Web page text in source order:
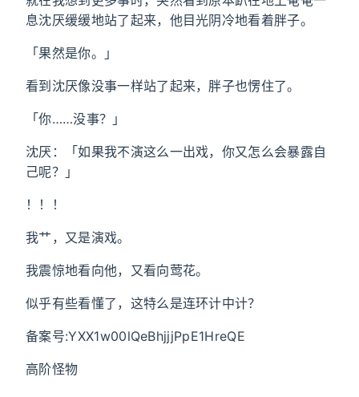
息沈厌缓缓地站了起来，他目光阴冷地看着胖子。
「果然是你。」
看到沈厌像没事一样站了起来，胖子也愣住了。
「你……没事？」
沈厌：「如果我不演这么一出戏，你又怎么会暴露自
己呢？」
！！！
我艹，又是演戏。
我震惊地看向他，又看向莺花。
似乎有些看懂了，这特么是连环计中计？
备案号:YXX1w00lQeBhjjjPpE1HreQE
高阶怪物